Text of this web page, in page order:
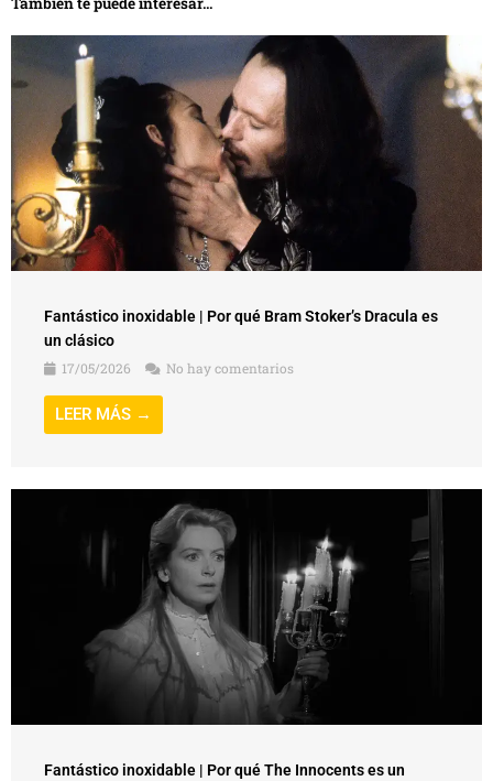
Fantástico inoxidable | Por qué Bram Stoker’s Dracula es
un clásico
17/05/2026
No hay comentarios
LEER MÁS →
Fantástico inoxidable | Por qué The Innocents es un